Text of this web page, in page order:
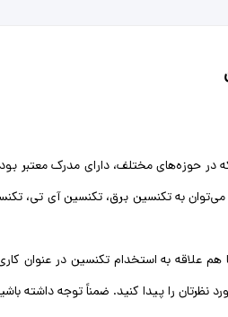
حوزه‌های مختلف، دارای مدرک معتبر
می‌توان به تکنسین برق، تکنسین آی تی،
علاقه به استخدام تکنسین در عنوان
نظرتان را پیدا کنید. ضمناً توجه داشته